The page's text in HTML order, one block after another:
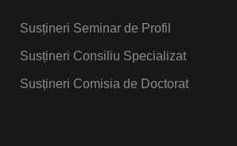
Susțineri Seminar de Profil
Susțineri Consiliu Specializat
Susțineri Comisia de Doctorat